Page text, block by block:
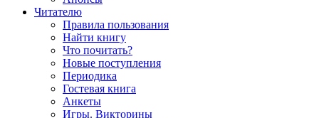
Читателю
Правила пользования
Найти книгу
Что почитать?
Новые поступления
Периодика
Гостевая книга
Анкеты
Игры. Викторины